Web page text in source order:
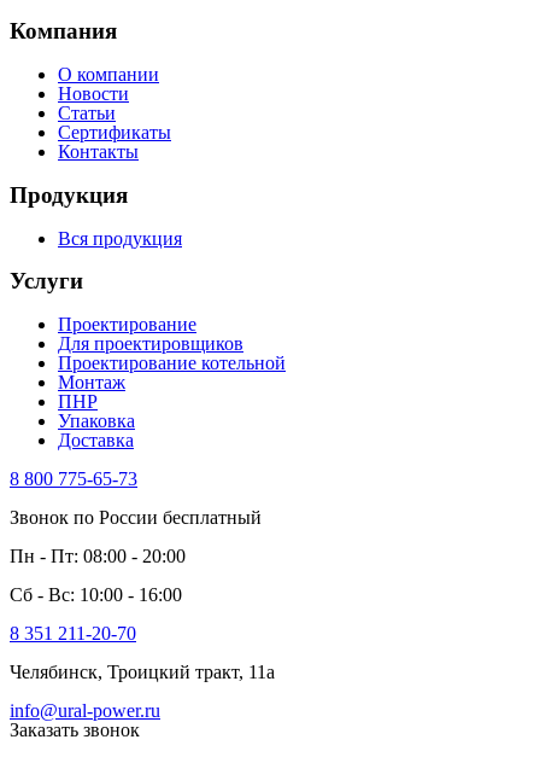
Компания
О компании
Новости
Статьи
Сертификаты
Контакты
Продукция
Вся продукция
Услуги
Проектирование
Для проектировщиков
Проектирование котельной
Монтаж
ПНР
Упаковка
Доставка
8 800 775-65-73
Звонок по России бесплатный
Пн - Пт: 08:00 - 20:00
Сб - Вс: 10:00 - 16:00
8 351 211-20-70
Челябинск, Троицкий тракт, 11а
info@ural-power.ru
Заказать звонок